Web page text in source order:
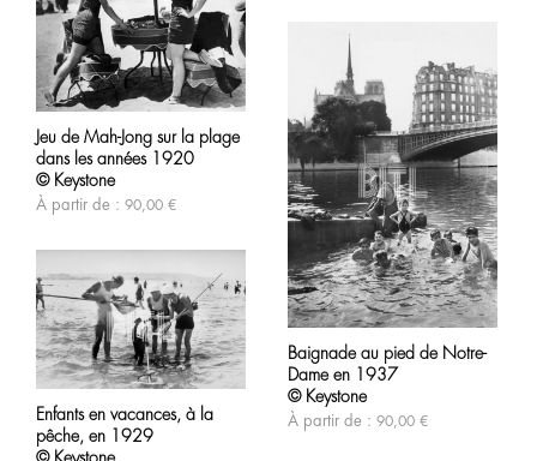
page
du
produit
Ce
a
plusieurs
variations.
Les
options
choisies
sur
la
page
du
produit
Jeu de Mah-Jong sur la plage
dans les années 1920
© Keystone
À partir de : 90,00 €
Ce
a
plusieurs
variations.
Les
options
Baignade au pied de Notre-
Dame en 1937
© Keystone
À partir de : 90,00 €
Ce
a
plusieurs
variations.
Enfants en vacances, à la
pêche, en 1929
© Keystone